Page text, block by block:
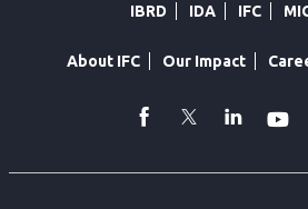
IBRD IDA IFC
About IFC Our Impact
facebook
Twitter